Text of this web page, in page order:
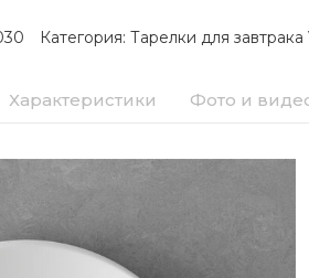
Категория: Тарелки для
Характеристики Фото и